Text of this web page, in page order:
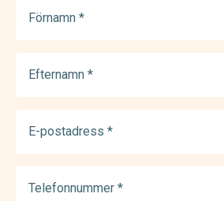
(Required)
(Required)
postadress
(Required)